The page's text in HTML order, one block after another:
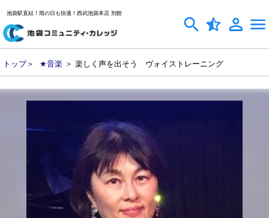
池袋駅直結！雨の日も快適！西武池袋本店 別館
トップ＞ ★音楽 ＞ 楽しく声を出そう ヴォイストレーニング